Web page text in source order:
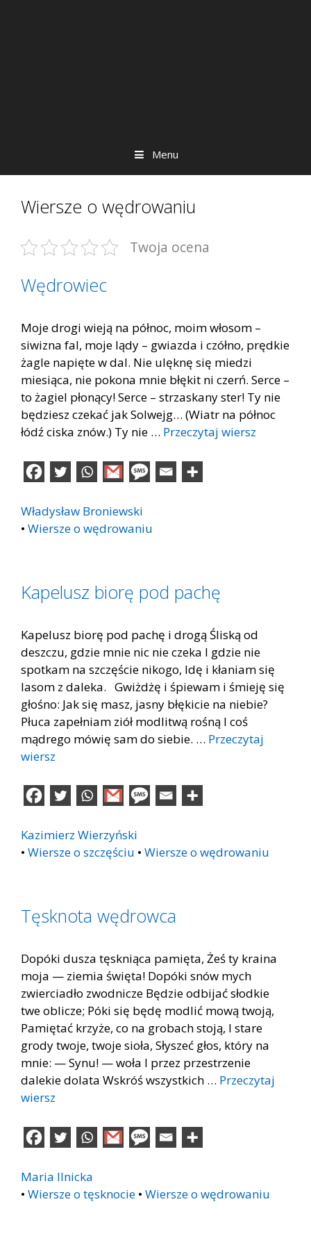
Menu
Wiersze o wędrowaniu
Twoja ocena
Wędrowiec
Moje drogi wieją na północ, moim włosom –
siwizna fal, moje lądy – gwiazda i czółno, prędkie
żagle napięte w dal. Nie ulęknę się miedzi
miesiąca, nie pokona mnie błękit ni czerń. Serce –
to żagiel płonący! Serce – strzaskany ster! Ty nie
będziesz czekać jak Solwejg… (Wiatr na północ
łódź ciska znów.) Ty nie … Przeczytaj wiersz
Władysław Broniewski
• Wiersze o wędrowaniu
Kapelusz biorę pod pachę
Kapelusz biorę pod pachę i drogą Śliską od
deszczu, gdzie mnie nic nie czeka I gdzie nie
spotkam na szczęście nikogo, Idę i kłaniam się
lasom z daleka. Gwiżdżę i śpiewam i śmieję się
głośno: Jak się masz, jasny błękicie na niebie?
Płuca zapełniam ziół modlitwą rośną I coś
mądrego mówię sam do siebie. … Przeczytaj
wiersz
Kazimierz Wierzyński
• Wiersze o szczęściu • Wiersze o wędrowaniu
Tęsknota wędrowca
Dopóki dusza tęskniąca pamięta, Żeś ty kraina
moja — ziemia święta! Dopóki snów mych
zwierciadło zwodnicze Będzie odbijać słodkie
twe oblicze; Póki się będę modlić mową twoją,
Pamiętać krzyże, co na grobach stoją, I stare
grody twoje, twoje sioła, Słyszeć głos, który na
mnie: — Synu! — woła I przez przestrzenie
dalekie dolata Wskróś wszystkich … Przeczytaj
wiersz
Maria Ilnicka
• Wiersze o tęsknocie • Wiersze o wędrowaniu